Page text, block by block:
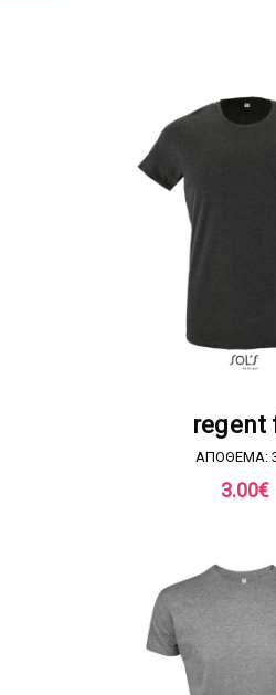
ΖΗΤΗΣΤΕ
regent
ΑΠΟΘΕΜΑ:
3.00€